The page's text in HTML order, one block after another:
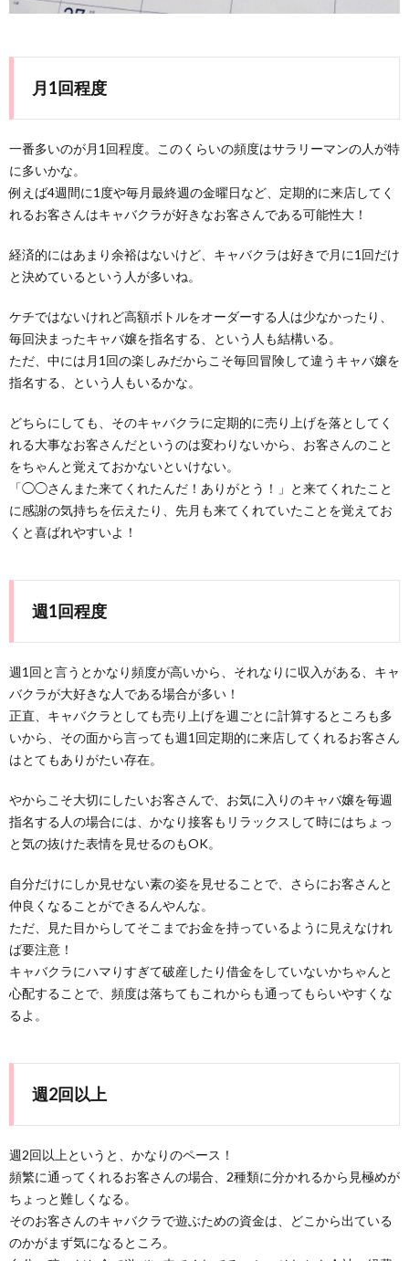
月1回程度
一番多いのが月1回程度。このくらいの頻度はサラリーマンの人が特
に多いかな。
例えば4週間に1度や毎月最終週の金曜日など、定期的に来店してく
れるお客さんはキャバクラが好きなお客さんである可能性大！
経済的にはあまり余裕はないけど、キャバクラは好きで月に1回だけ
と決めているという人が多いね。
ケチではないけれど高額ボトルをオーダーする人は少なかったり、
毎回決まったキャバ嬢を指名する、という人も結構いる。
ただ、中には月1回の楽しみだからこそ毎回冒険して違うキャバ嬢を
指名する、という人もいるかな。
どちらにしても、そのキャバクラに定期的に売り上げを落としてく
れる大事なお客さんだというのは変わりないから、お客さんのこと
をちゃんと覚えておかないといけない。
「◯◯さんまた来てくれたんだ！ありがとう！」と来てくれたこと
に感謝の気持ちを伝えたり、先月も来てくれていたことを覚えてお
くと喜ばれやすいよ！
週1回程度
週1回と言うとかなり頻度が高いから、それなりに収入がある、キャ
バクラが大好きな人である場合が多い！
正直、キャバクラとしても売り上げを週ごとに計算するところも多
いから、その面から言っても週1回定期的に来店してくれるお客さん
はとてもありがたい存在。
やからこそ大切にしたいお客さんで、お気に入りのキャバ嬢を毎週
指名する人の場合には、かなり接客もリラックスして時にはちょっ
と気の抜けた表情を見せるのもOK。
自分だけにしか見せない素の姿を見せることで、さらにお客さんと
仲良くなることができるんやんな。
ただ、見た目からしてそこまでお金を持っているように見えなけれ
ば要注意！
キャバクラにハマりすぎて破産したり借金をしていないかちゃんと
心配することで、頻度は落ちてもこれからも通ってもらいやすくな
るよ。
週2回以上
週2回以上というと、かなりのペース！
頻繁に通ってくれるお客さんの場合、2種類に分かれるから見極めが
ちょっと難しくなる。
そのお客さんのキャバクラで遊ぶための資金は、どこから出ている
のかがまず気になるところ。